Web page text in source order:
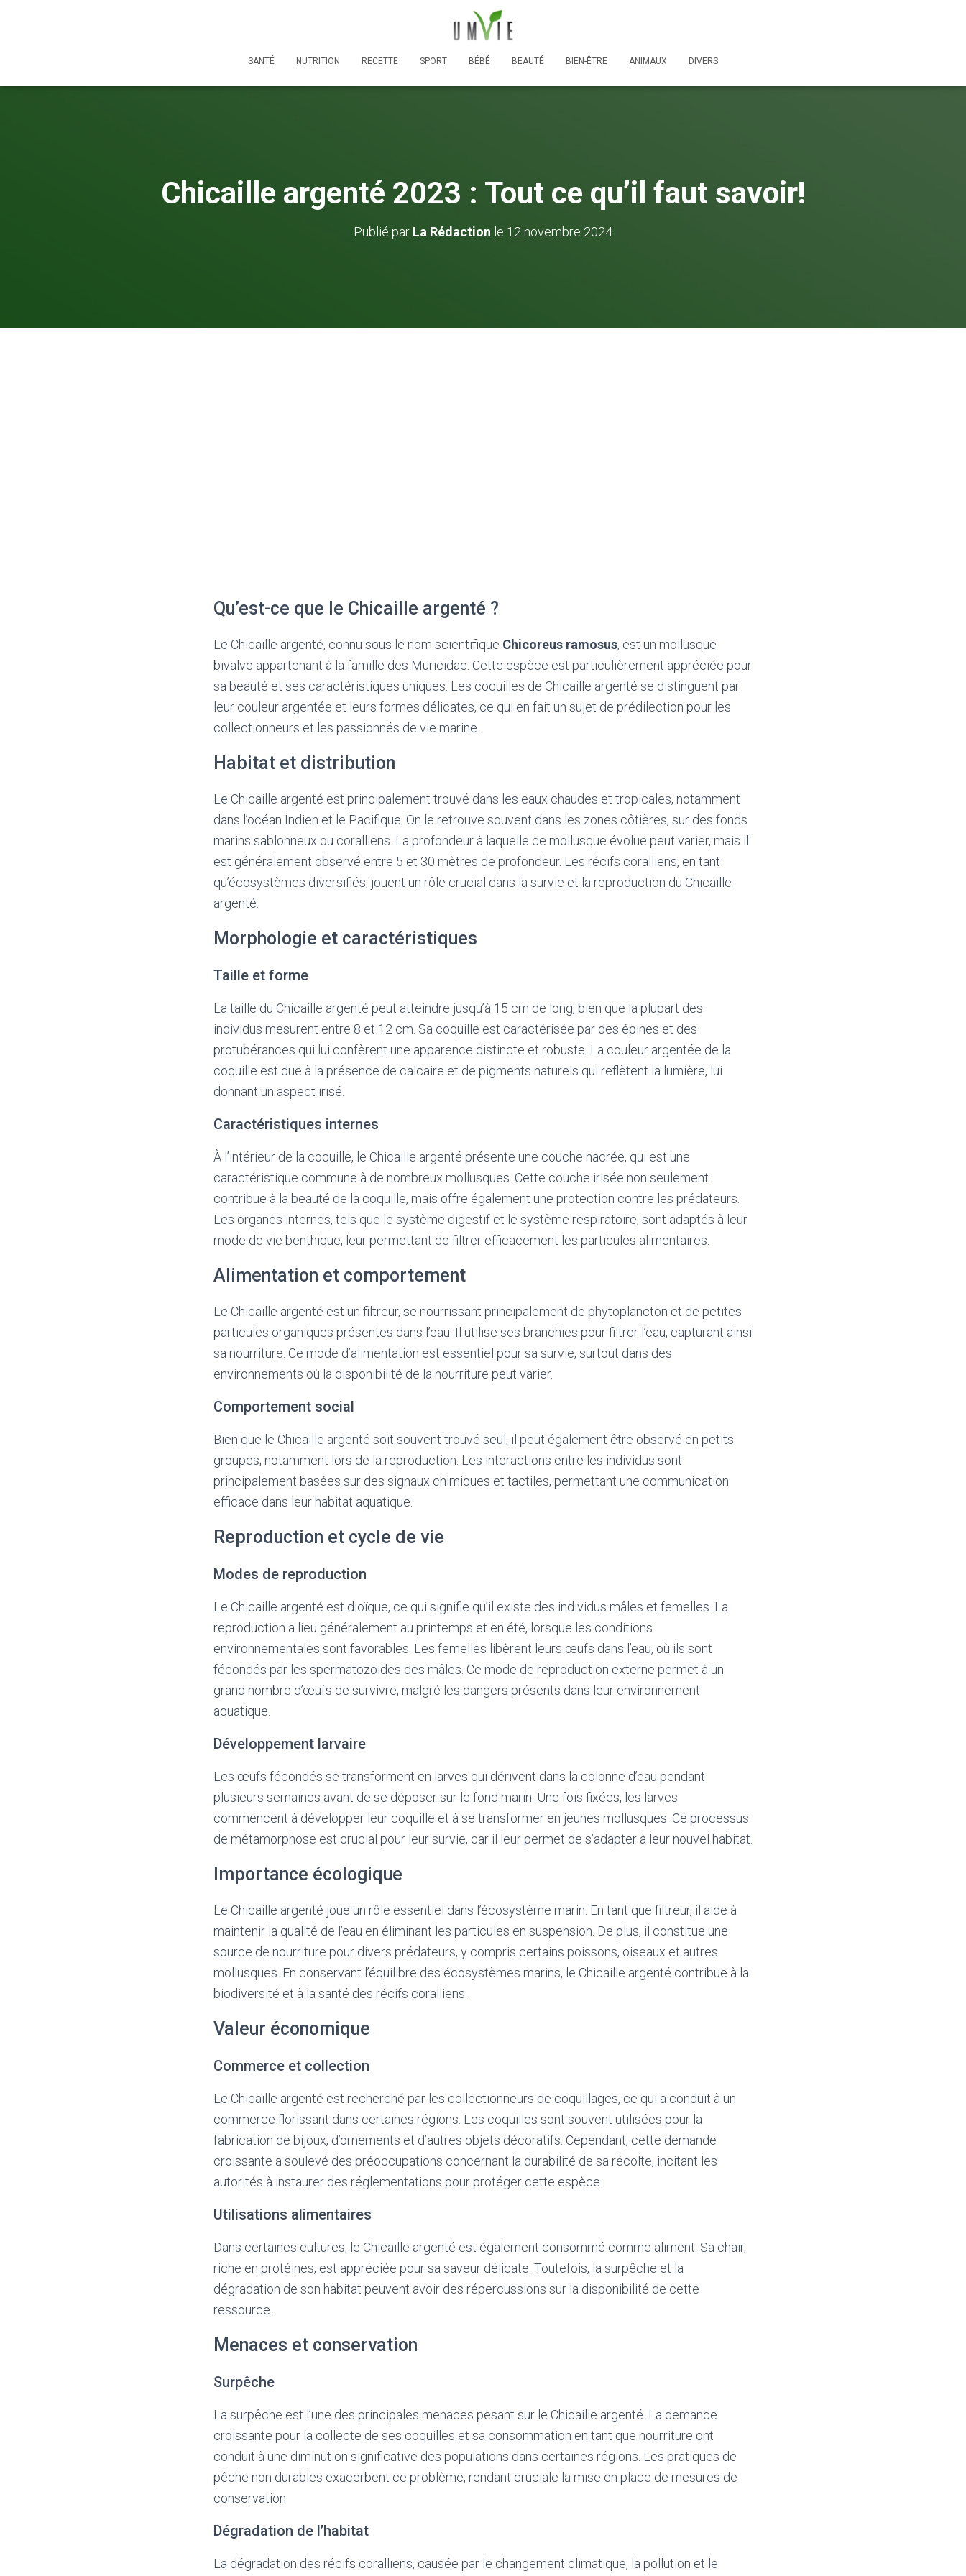
SANTÉ NUTRITION RECETTE SPORT BÉBÉ BEAUTÉ BIEN-ÊTRE ANIMAUX DIVERS
Chicaille argenté 2023 : Tout ce qu’il faut savoir!
Publié par La Rédaction le 12 novembre 2024
Qu’est-ce que le Chicaille argenté ?
Le Chicaille argenté, connu sous le nom scientifique Chicoreus ramosus, est un mollusque
bivalve appartenant à la famille des Muricidae. Cette espèce est particulièrement appréciée pour
sa beauté et ses caractéristiques uniques. Les coquilles de Chicaille argenté se distinguent par
leur couleur argentée et leurs formes délicates, ce qui en fait un sujet de prédilection pour les
collectionneurs et les passionnés de vie marine.
Habitat et distribution
Le Chicaille argenté est principalement trouvé dans les eaux chaudes et tropicales, notamment
dans l’océan Indien et le Pacifique. On le retrouve souvent dans les zones côtières, sur des fonds
marins sablonneux ou coralliens. La profondeur à laquelle ce mollusque évolue peut varier, mais il
est généralement observé entre 5 et 30 mètres de profondeur. Les récifs coralliens, en tant
qu’écosystèmes diversifiés, jouent un rôle crucial dans la survie et la reproduction du Chicaille
argenté.
Morphologie et caractéristiques
Taille et forme
La taille du Chicaille argenté peut atteindre jusqu’à 15 cm de long, bien que la plupart des
individus mesurent entre 8 et 12 cm. Sa coquille est caractérisée par des épines et des
protubérances qui lui confèrent une apparence distincte et robuste. La couleur argentée de la
coquille est due à la présence de calcaire et de pigments naturels qui reflètent la lumière, lui
donnant un aspect irisé.
Caractéristiques internes
À l’intérieur de la coquille, le Chicaille argenté présente une couche nacrée, qui est une
caractéristique commune à de nombreux mollusques. Cette couche irisée non seulement
contribue à la beauté de la coquille, mais offre également une protection contre les prédateurs.
Les organes internes, tels que le système digestif et le système respiratoire, sont adaptés à leur
mode de vie benthique, leur permettant de filtrer efficacement les particules alimentaires.
Alimentation et comportement
Le Chicaille argenté est un filtreur, se nourrissant principalement de phytoplancton et de petites
particules organiques présentes dans l’eau. Il utilise ses branchies pour filtrer l’eau, capturant ainsi
sa nourriture. Ce mode d’alimentation est essentiel pour sa survie, surtout dans des
environnements où la disponibilité de la nourriture peut varier.
Comportement social
Bien que le Chicaille argenté soit souvent trouvé seul, il peut également être observé en petits
groupes, notamment lors de la reproduction. Les interactions entre les individus sont
principalement basées sur des signaux chimiques et tactiles, permettant une communication
efficace dans leur habitat aquatique.
Reproduction et cycle de vie
Modes de reproduction
Le Chicaille argenté est dioïque, ce qui signifie qu’il existe des individus mâles et femelles. La
reproduction a lieu généralement au printemps et en été, lorsque les conditions
environnementales sont favorables. Les femelles libèrent leurs œufs dans l’eau, où ils sont
fécondés par les spermatozoïdes des mâles. Ce mode de reproduction externe permet à un
grand nombre d’œufs de survivre, malgré les dangers présents dans leur environnement
aquatique.
Développement larvaire
Les œufs fécondés se transforment en larves qui dérivent dans la colonne d’eau pendant
plusieurs semaines avant de se déposer sur le fond marin. Une fois fixées, les larves
commencent à développer leur coquille et à se transformer en jeunes mollusques. Ce processus
de métamorphose est crucial pour leur survie, car il leur permet de s’adapter à leur nouvel habitat.
Importance écologique
Le Chicaille argenté joue un rôle essentiel dans l’écosystème marin. En tant que filtreur, il aide à
maintenir la qualité de l’eau en éliminant les particules en suspension. De plus, il constitue une
source de nourriture pour divers prédateurs, y compris certains poissons, oiseaux et autres
mollusques. En conservant l’équilibre des écosystèmes marins, le Chicaille argenté contribue à la
biodiversité et à la santé des récifs coralliens.
Valeur économique
Commerce et collection
Le Chicaille argenté est recherché par les collectionneurs de coquillages, ce qui a conduit à un
commerce florissant dans certaines régions. Les coquilles sont souvent utilisées pour la
fabrication de bijoux, d’ornements et d’autres objets décoratifs. Cependant, cette demande
croissante a soulevé des préoccupations concernant la durabilité de sa récolte, incitant les
autorités à instaurer des réglementations pour protéger cette espèce.
Utilisations alimentaires
Dans certaines cultures, le Chicaille argenté est également consommé comme aliment. Sa chair,
riche en protéines, est appréciée pour sa saveur délicate. Toutefois, la surpêche et la
dégradation de son habitat peuvent avoir des répercussions sur la disponibilité de cette
ressource.
Menaces et conservation
Surpêche
La surpêche est l’une des principales menaces pesant sur le Chicaille argenté. La demande
croissante pour la collecte de ses coquilles et sa consommation en tant que nourriture ont
conduit à une diminution significative des populations dans certaines régions. Les pratiques de
pêche non durables exacerbent ce problème, rendant cruciale la mise en place de mesures de
conservation.
Dégradation de l’habitat
La dégradation des récifs coralliens, causée par le changement climatique, la pollution et le